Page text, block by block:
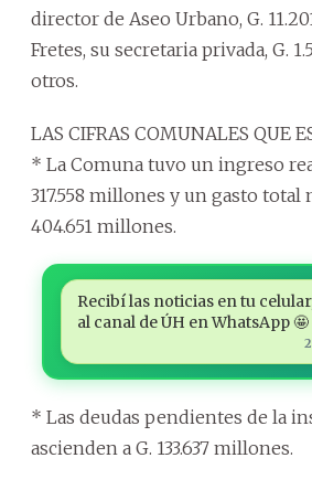
director de Aseo Urbano, G.
Fretes, su secretaria privada, G.
otros.
LAS CIFRAS COMUNALES QUE
* La Comuna tuvo un ingreso
317.558 millones y un gasto total
404.651 millones.
Recibí las noticias en tu
al canal de ÚH en WhatsApp 🤩
* Las deudas pendientes de la
ascienden a G. 133.637 millones.